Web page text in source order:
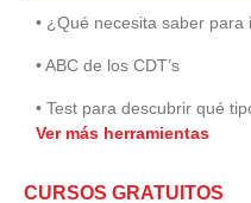
• ¿Qué necesita saber para
• ABC de los CDT’s
• Test para descubrir qué
Ver más herramientas
CURSOS GRATUITOS